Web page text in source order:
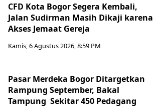
CFD Kota Bogor Segera Kembali,
Jalan Sudirman Masih Dikaji karena
Akses Jemaat Gereja
Kamis, 6 Agustus 2026, 8:59 PM
Pasar Merdeka Bogor Ditargetkan
Rampung September, Bakal
Tampung Sekitar 450 Pedagang